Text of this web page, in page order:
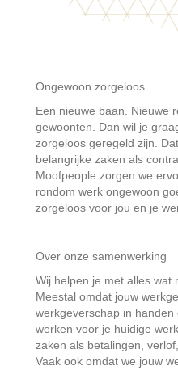
Ongewoon zorgeloos
Een nieuwe baan. Nieuwe
gewoonten. Dan wil je
zorgeloos geregeld zijn.
belangrijke zaken als
Moofpeople zorgen we
rondom werk ongewoon
zorgeloos voor jou en je
Over onze samenwerking
Wij helpen je met alles wat
Meestal omdat jouw
werkgeverschap in
werken voor je huidige
zaken als betalingen,
Vaak ook omdat we jouw